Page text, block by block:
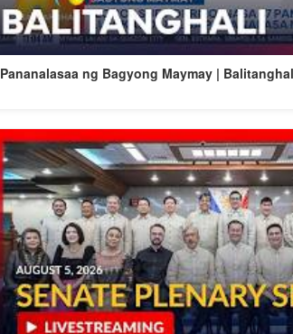
Pananalasaa ng Bagyong Maymay |